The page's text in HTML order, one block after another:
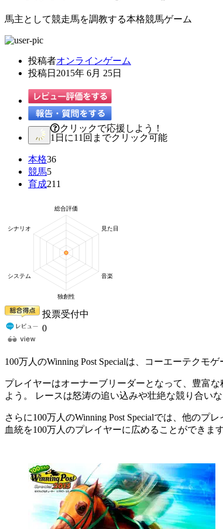
馬主として競走馬を調教する本格競馬ゲーム
投稿者オンラインゲーム
投稿日 2015年 6月 25日
クリックで応援しよう！
1日に11回までクリック可能
本格36
競馬5
育成211
投票受付中
0
100万人のWinning Post Specialは、コーエーテクモ
プレイヤーはオーナーブリーダーとなって、豊富
よう。 レースは怒涛の追い込みや壮絶な競り合い
さらに100万人のWinning Post Specialでは、他の
血統を100万人のプレイヤーに広めることができます